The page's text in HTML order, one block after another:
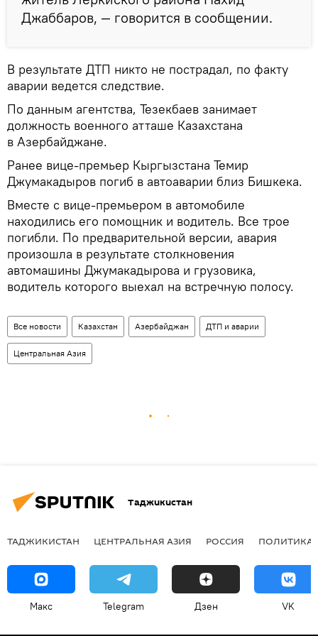
Джаббаров, — говорится в сообщении.
В результате ДТП никто не пострадал, по факту
аварии ведется следствие.
По данным агентства, Тезекбаев занимает
должность военного атташе Казахстана
в Азербайджане.
Ранее вице-премьер Кыргызстана Темир
Джумакадыров погиб в автоаварии близ Бишкека.
Вместе с вице-премьером в автомобиле
находились его помощник и водитель. Все трое
погибли. По предварительной версии, авария
произошла в результате столкновения
автомашины Джумакадырова и грузовика,
водитель которого выехал на встречную полосу.
Все новости Казахстан Азербайджан ДТП и аварии
Центральная Азия
Таджикистан
ТАДЖИКИСТАН ЦЕНТРАЛЬНАЯ АЗИЯ РОССИЯ ПОЛИТИКА
Макс Telegram Дзен VK